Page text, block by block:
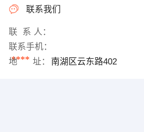
联系我们
联 系 人：
联系手机：
****
地 址： 南湖区云东路402